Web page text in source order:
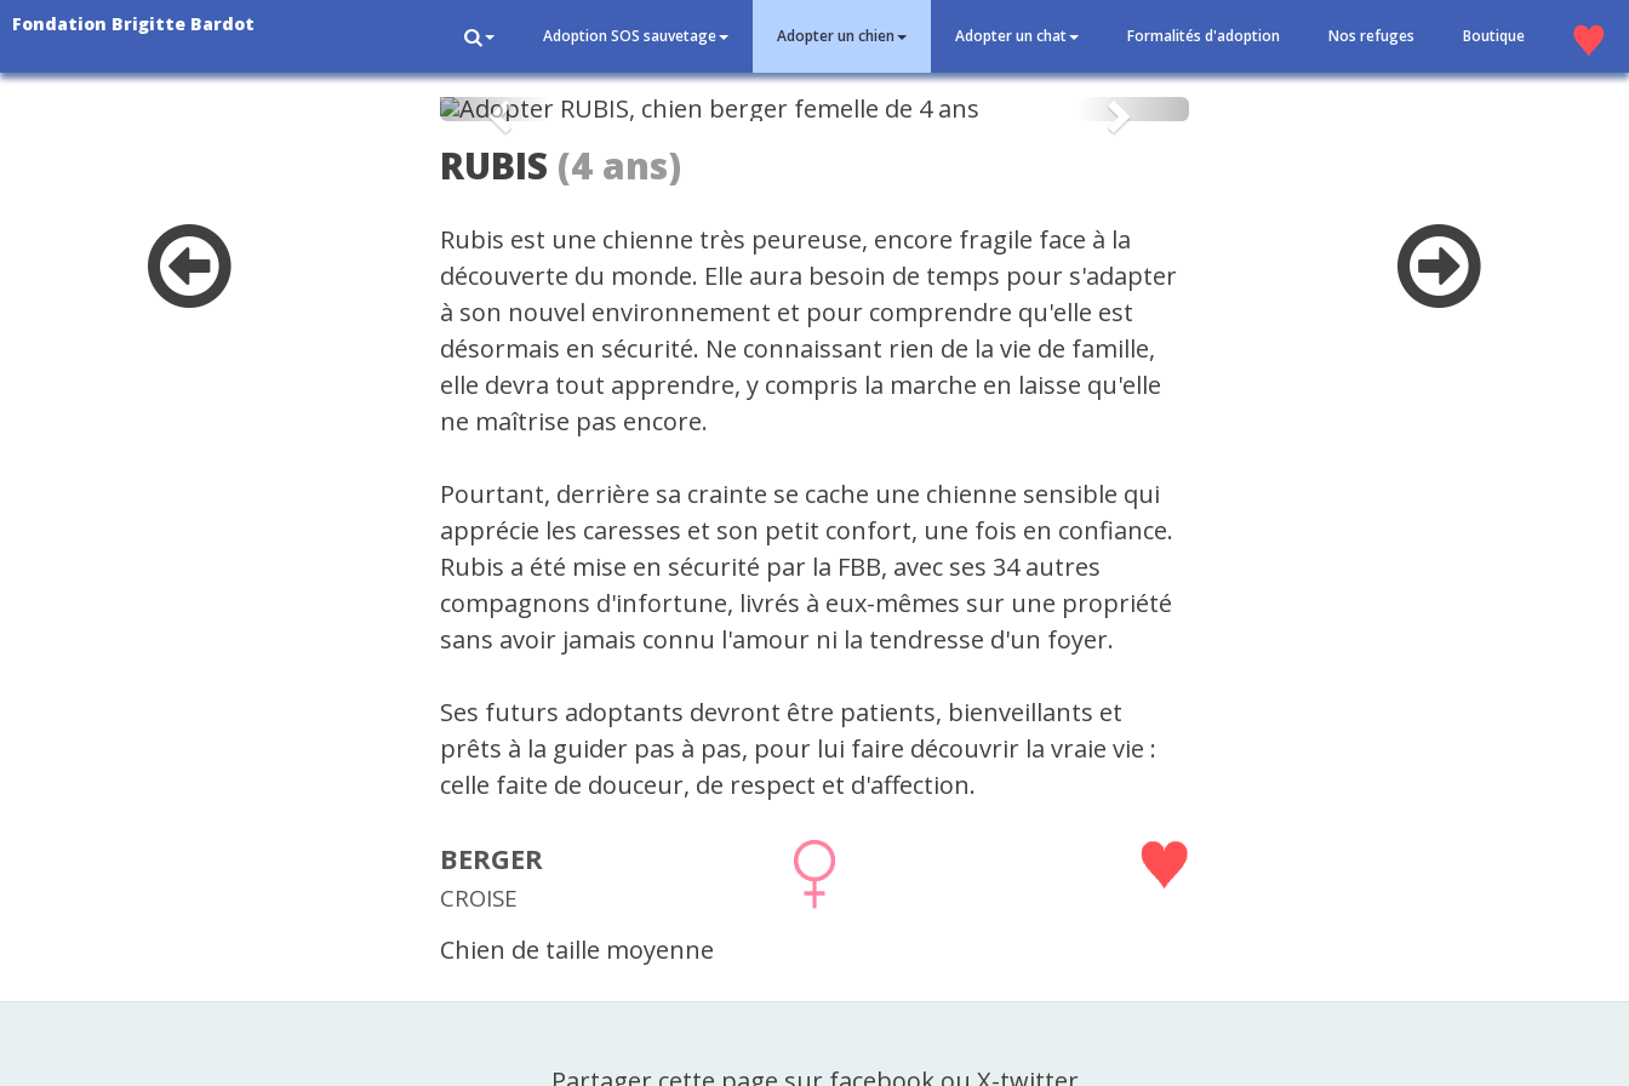
Fondation Brigitte Bardot
Adoption SOS sauvetage Adopter un chien Adopter un chat Formalités d'adoption Nos refuges Boutique
Précédent Suivant
RUBIS (4 ans)
Rubis est une chienne très peureuse, encore fragile face à la
découverte du monde. Elle aura besoin de temps pour s'adapter
à son nouvel environnement et pour comprendre qu'elle est
désormais en sécurité. Ne connaissant rien de la vie de famille,
elle devra tout apprendre, y compris la marche en laisse qu'elle
ne maîtrise pas encore.
Pourtant, derrière sa crainte se cache une chienne sensible qui
apprécie les caresses et son petit confort, une fois en confiance.
Rubis a été mise en sécurité par la FBB, avec ses 34 autres
compagnons d'infortune, livrés à eux-mêmes sur une propriété
sans avoir jamais connu l'amour ni la tendresse d'un foyer.
Ses futurs adoptants devront être patients, bienveillants et
prêts à la guider pas à pas, pour lui faire découvrir la vraie vie :
celle faite de douceur, de respect et d'affection.
BERGER
CROISE
Chien de taille moyenne